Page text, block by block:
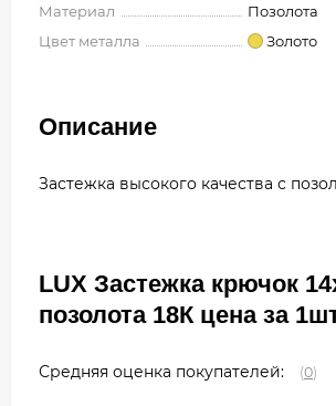
Материал
Позолота
Цвет металла
Золото
Описание
Застежка высокого качества с
LUX Застежка крючок
позолота 18К цена за
Средняя оценка покупателей: (0)